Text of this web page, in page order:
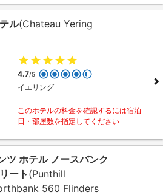
ル(Chateau Yering
4.7/5
イエリング
このホテルの料金を確認するには宿泊
日・部屋数を指定してください
ツ ホテル ノースバンク
ート (Punthill
560 Flinders